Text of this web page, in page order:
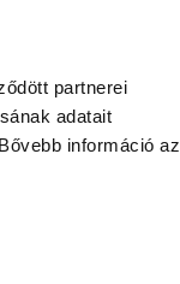
partnerei
adatait
információ az